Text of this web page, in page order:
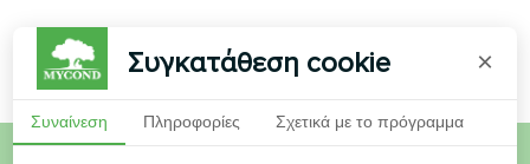
Συγκατάθεση cookie ×
Συναίνεση Πληροφορίες Σχετικά με το πρόγραμμα